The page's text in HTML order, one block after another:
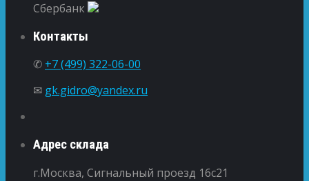
Сбербанк
Контакты
✆ +7 (499) 322-06-00
✉ gk.gidro@yandex.ru
Адрес склада
г.Москва, Сигнальный проезд 16с21